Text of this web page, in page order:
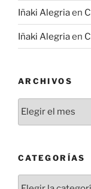
Iñaki Alegriaen
Iñaki Alegriaen
ARCHIVOS
CATEGORÍAS